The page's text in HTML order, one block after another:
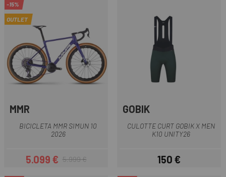
-15%
OUTLET
MMR
BICICLETA MMR SIMUN 10
2026
Preu
5.099 €Preu regular
5.999 €
GOBIK
CULOTTE CURT GOBIK X MEN
K10 UNITY26
Preu
150 €